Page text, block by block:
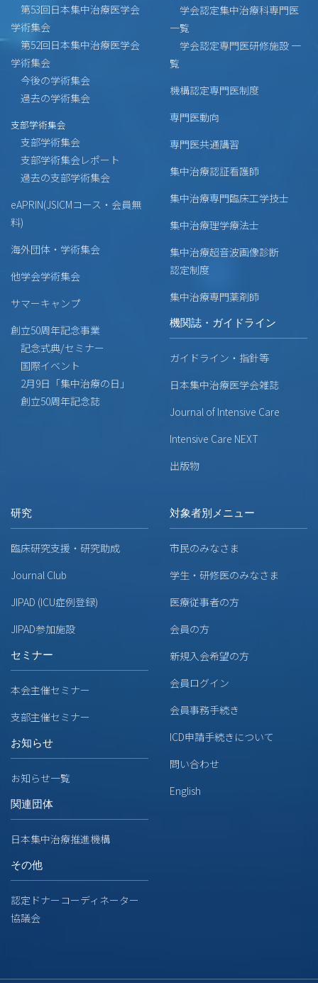
第53回日本集中治療医学会
学術集会
第52回日本集中治療医学会
学術集会
今後の学術集会
過去の学術集会
支部学術集会
支部学術集会
支部学術集会レポート
過去の支部学術集会
eAPRIN(JSICMコース・会員無
料)
海外団体・学術集会
他学会学術集会
サマーキャンプ
創立50周年記念事業
記念式典/セミナー
国際イベント
2月9日「集中治療の日」
創立50周年記念誌
学会認定集中治療科専門医
一覧
学会認定専門医研修施設 一
覧
機構認定専門医制度
専門医動向
専門医共通講習
集中治療認証看護師
集中治療専門臨床工学技士
集中治療理学療法士
集中治療超音波画像診断
認定制度
集中治療専門薬剤師
機関誌・ガイドライン
ガイドライン・指針等
日本集中治療医学会雑誌
Journal of Intensive Care
Intensive Care NEXT
出版物
研究
臨床研究支援・研究助成
Journal Club
JIPAD (ICU症例登録)
JIPAD参加施設
セミナー
本会主催セミナー
支部主催セミナー
お知らせ
お知らせ一覧
関連団体
日本集中治療推進機構
その他
認定ドナーコーディネーター
協議会
対象者別メニュー
市民のみなさま
学生・研修医のみなさま
医療従事者の方
会員の方
新規入会希望の方
会員ログイン
会員事務手続き
ICD申請手続きについて
問い合わせ
English